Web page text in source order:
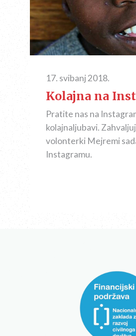
17. svibanj 2018.
Kolajna na
Pratite nas na
kolajnaljubavi.
volonterki Mejremi
Instagramu.